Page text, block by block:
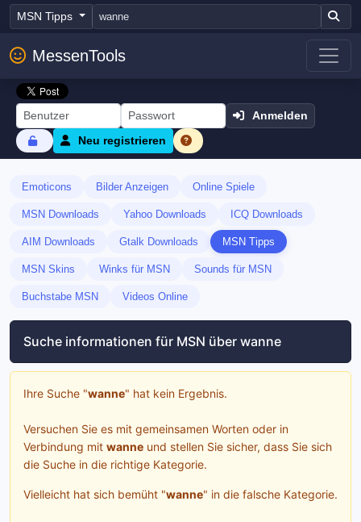
MSN Tipps
MessenTools
Anmelden
Neu registrieren
Emoticons Bilder Anzeigen Online Spiele
MSN Downloads Yahoo Downloads ICQ Downloads
AIM Downloads Gtalk Downloads MSN Tipps
MSN Skins Winks für MSN Sounds für MSN
Buchstabe MSN Videos Online
Suche informationen für MSN über wanne
Ihre Suche "wanne" hat kein Ergebnis.
Versuchen Sie es mit gemeinsamen Worten oder in
Verbindung mit wanne und stellen Sie sicher, dass Sie sich
die Suche in die richtige Kategorie.
Vielleicht hat sich bemüht "wanne" in die falsche Kategorie.